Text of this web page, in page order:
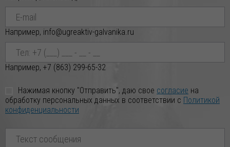
Например, info@ugreaktiv-galvanika.ru
Например, +7 (863) 299-65-32
Нажимая кнопку "Отправить", даю свое согласие на
обработку персональных данных в соответствии с Политикой
конфиденциальности